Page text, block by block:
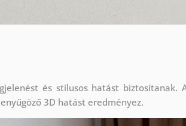
és stílusos hatást biztosítanak.
3D hatást eredményez.